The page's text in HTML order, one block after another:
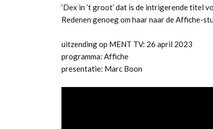
‘Dex in ’t groot’ dat is de intrigerende titel
Redenen genoeg om haar naar de Affiche-
uitzending op MENT TV: 26 april 2023
programma: Affiche
presentatie: Marc Boon